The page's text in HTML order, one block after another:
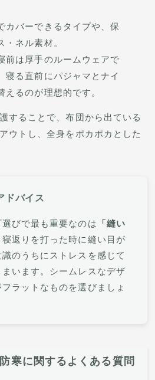
カバーできるタイプや、保
・ネル素材。
前は厚手のルームウェアで
寝る直前にパジャマとナイ
えるのが理想的です。
することで、布団から出ている
ウトし、全身をポカポカとした
ドバイス
びで最も重要なのは
「縫い
寝返りを打った時に縫い目が
のうちにストレスを感じて
います。シームレスなデザ
ラットなものを選びましょ
寒に関するよくある質問